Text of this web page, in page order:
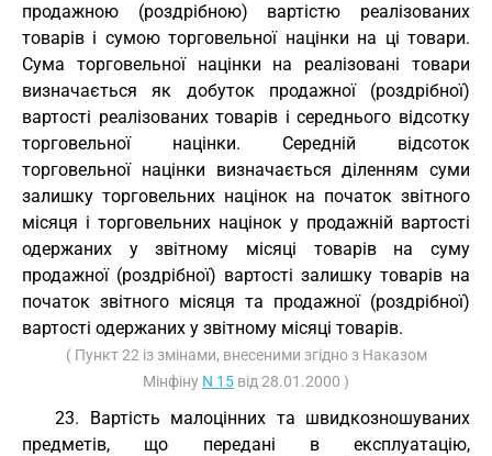
продажною (роздрібною) вартістю реалізованих
товарів і сумою торговельної націнки на ці товари.
Сума торговельної націнки на реалізовані товари
визначається як добуток продажної (роздрібної)
вартості реалізованих товарів і середнього відсотку
торговельної націнки. Середній відсоток
торговельної націнки визначається діленням суми
залишку торговельних націнок на початок звітного
місяця і торговельних націнок у продажній вартості
одержаних у звітному місяці товарів на суму
продажної (роздрібної) вартості залишку товарів на
початок звітного місяця та продажної (роздрібної)
вартості одержаних у звітному місяці товарів.
( Пункт 22 із змінами, внесеними згідно з Наказом
Мінфіну N 15 від 28.01.2000 )
23. Вартість малоцінних та швидкозношуваних
предметів, що передані в експлуатацію,